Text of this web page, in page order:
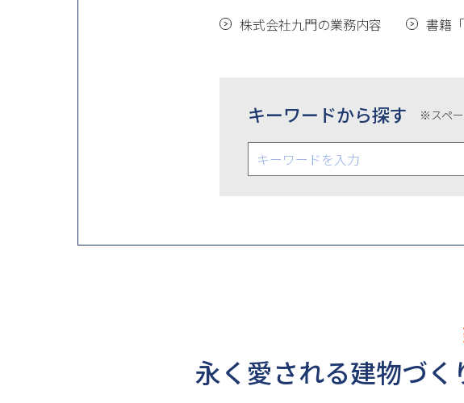
株式会社九門の業務内容
書籍
キーワードから探す ※スペ
永く愛される建物づく